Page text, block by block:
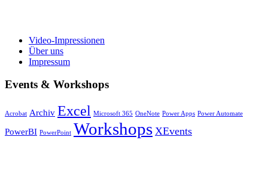
Video-Impressionen
Über uns
Impressum
Events & Workshops
Acrobat Archiv Excel Microsoft 365 OneNote Power Apps Power Automate
PowerBI PowerPoint Workshops XEvents